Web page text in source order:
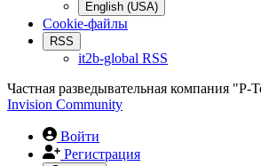
English (USA)
Cookie-файлы
RSS
it2b-global RSS
Частная разведывательная компания "Р-
Invision Community
Войти
Регистрация